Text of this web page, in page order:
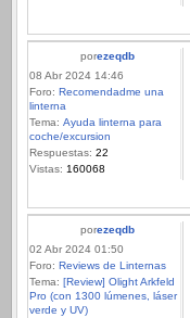
porezeqdb
08 Abr 2024 14:46
Foro: Recomendadme una
linterna
Tema: Ayuda linterna para
coche/excursion
Respuestas: 22
Vistas: 160068
porezeqdb
02 Abr 2024 01:50
Foro: Reviews de Linternas
Tema: [Review] Olight Arkfeld
Pro (con 1300 lúmenes, láser
verde y UV)